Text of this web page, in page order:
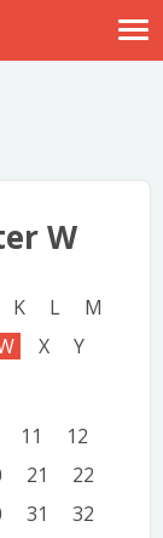
W
K L
M
X
Y
11
12
21
22
31
32